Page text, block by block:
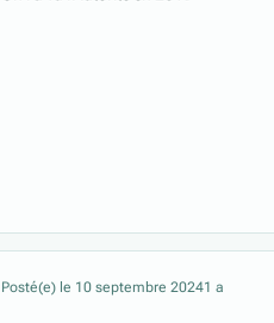
Posté(e) le 10 septembre 20241 a